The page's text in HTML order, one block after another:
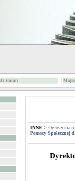
zmian
INNE > Ogłoszenia
Pomocy